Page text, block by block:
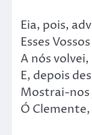
Eia, pois,
Esses
A nós volvei,
E, depois
Mostrai-nos
Ó